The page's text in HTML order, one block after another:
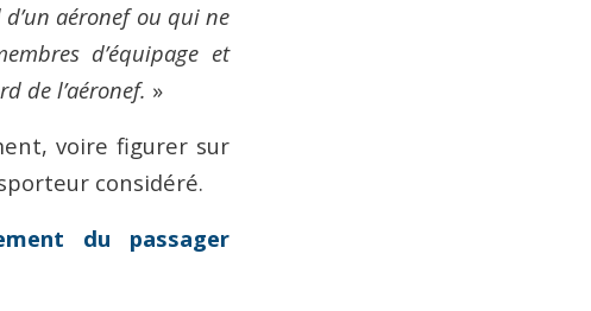
aéronef ou qui ne
d’équipage et
de l’aéronef. »
voire figurer sur
considéré.
du passager